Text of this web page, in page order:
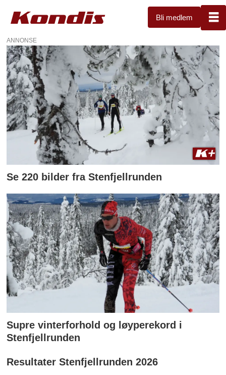
Bli medlem
Tag:
stenfjellrunden
ANNONSE
Se 220 bilder fra Stenfjellrunden
Supre vinterforhold og løyperekord i
Stenfjellrunden
Resultater Stenfjellrunden 2026